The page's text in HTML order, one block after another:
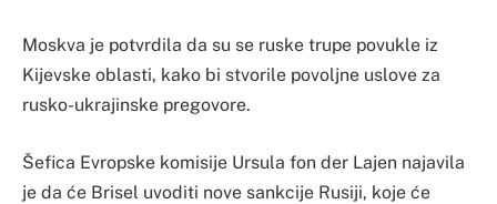
Moskva je potvrdila da su se ruske trupe povukle iz
Kijevske oblasti, kako bi stvorile povoljne uslove za
rusko-ukrajinske pregovore.
Šefica Evropske komisije Ursula fon der Lajen najavila
je da će Brisel uvoditi nove sankcije Rusiji, koje će